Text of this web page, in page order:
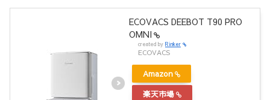
ECOVACS DEEBOT T90 PRO
OMNI
created by Rinker
ECOVACS
Amazon
楽天市場